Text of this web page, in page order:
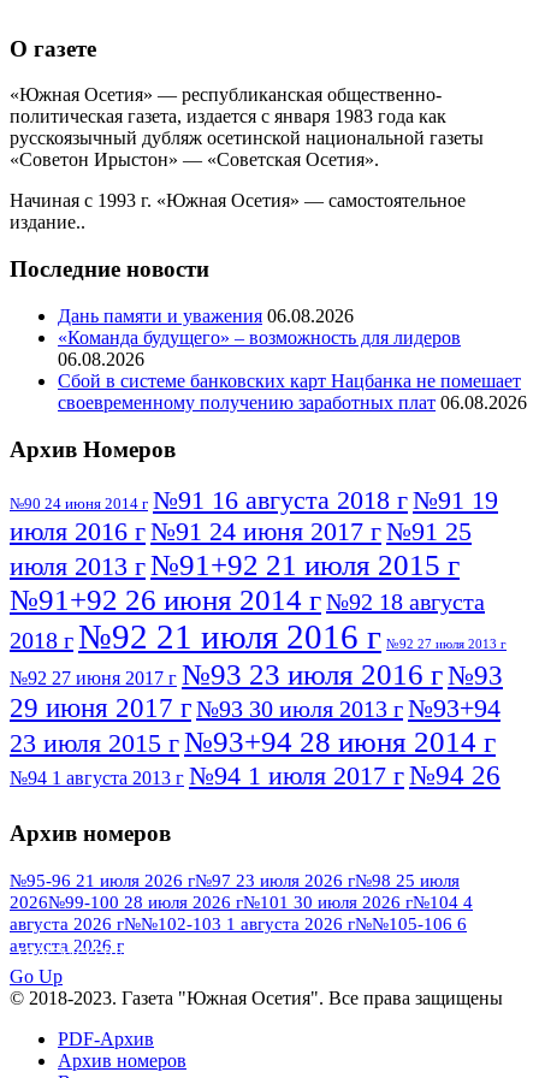
О газете
«Южная Осетия» — республиканская общественно-
политическая газета, издается с января 1983 года как
русскоязычный дубляж осетинской национальной газеты
«Советон Ирыстон» — «Советская Осетия».
Начиная с 1993 г. «Южная Осетия» — самостоятельное
издание..
Последние новости
Дань памяти и уважения 06.08.2026
«Команда будущего» – возможность для лидеров
06.08.2026
Сбой в системе банковских карт Нацбанка не помешает
своевременному получению заработных плат 06.08.2026
Архив Номеров
№90 24 июня 2014 г №91 16 августа 2018 г№91 19
июля 2016 г№91 24 июня 2017 г№91 25
июля 2013 г№91+92 21 июля 2015 г
№91+92 26 июня 2014 г№92 18 августа
2018 г№92 21 июля 2016 г №92 27 июля 2013 г
№92 27 июня 2017 г №93 23 июля 2016 г№93
29 июня 2017 г№93 30 июля 2013 г№93+94
23 июля 2015 г№93+94 28 июня 2014 г
№94 1 августа 2013 г №94 1 июля 2017 г№94 26
№95 7 августа 2012 г
№95 28 июля 2016 г№95+96 3 августа
2013 г№96 6 июля 2017 г№96 9 августа
2012 г №96 28 июля 2015 г
№96+97 30 июля 2016 г
№97 11 августа 2012 г
№97 30 июля 2015 г
Архив номеров
№95-96 21 июля 2026 г№97 23 июля 2026 г№98 25 июля
2026№99-100 28 июля 2026 г№101 30 июля 2026 г№104 4
августа 2026 г№№102-103 1 августа 2026 г№№105-106 6
августа 2026 г
ПОСМОТРЕТЬ ВСЕ
Go Up
© 2018-2023. Газета "Южная Осетия". Все права защищены
PDF-Архив
Архив номеров